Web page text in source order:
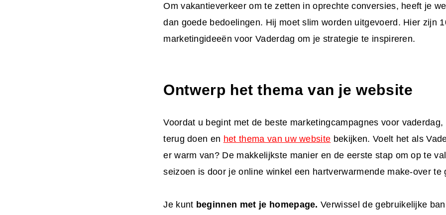
Om vakantieverkeer om te zetten in oprechte conversies, heeft je
dan goede bedoelingen. Hij moet slim worden uitgevoerd. Hier zijn
marketingideeën voor Vaderdag om je strategie te inspireren.
Ontwerp het thema van je website
Voordat u begint met de beste marketingcampagnes voor vaderdag,
terug doen en het thema van uw website bekijken. Voelt het als
er warm van? De makkelijkste manier en de eerste stap om op te
seizoen is door je online winkel een hartverwarmende make-over te
Je kunt beginnen met je homepage.Verwissel de gebruikelijke